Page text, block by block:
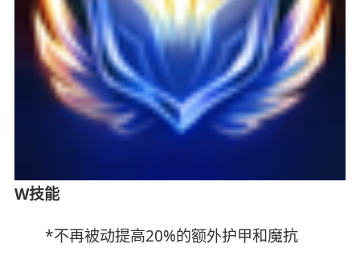
W技能
*不再被动提高20%的额外护甲和魔抗